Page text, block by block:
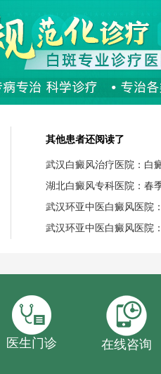
其他患者还阅读了
武汉白癜风治疗医院：白
湖北白癜风专科医院：春
武汉环亚中医白癜风医院
武汉环亚中医白癜风医院
医生门诊 在线咨询